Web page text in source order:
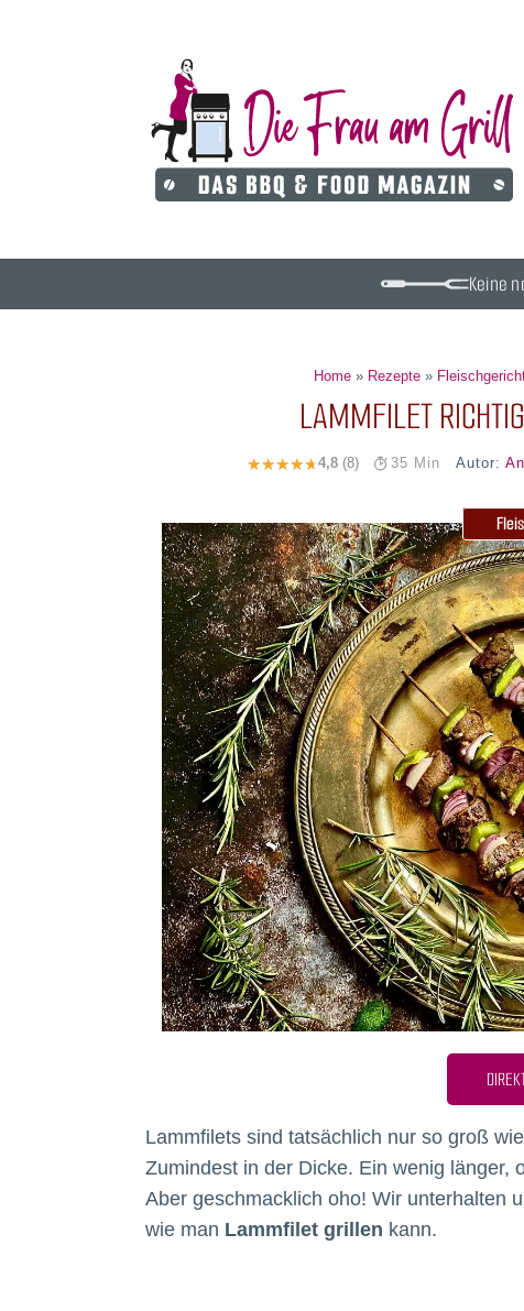
Keine
Home» Rezepte»
LAMMFILET
4,8 (8) 35 Min Autor:
Lammfilets sind tatsächlich nur so groß
Zumindest in der Dicke. Ein wenig länger,
Aber geschmacklich oho! Wir unterhalten
wie man Lammfilet grillen kann.